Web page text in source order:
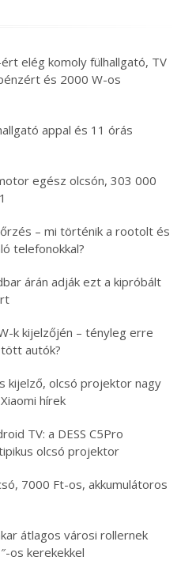
elég komoly fülhallgató, TV
és 2000 W-os
appal és 11 órás
egész olcsón, 303 000
– mi történik a rootolt és
telefonokkal?
árán adják ezt a kipróbált
k kijelzőjén – tényleg erre
autók?
kijelző, olcsó projektor nagy
hírek
TV: a DESS C5Pro
olcsó projektor
7000 Ft-os, akkumulátoros
átlagos városi rollernek
os kerekekkel